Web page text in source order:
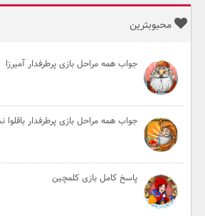
محبوبترین
جواب همه مراحل بازی پرطرفدار آمیرزا
جواب همه مراحل بازی پرطرفدار باقلوا
پاسخ کامل بازی کلمچین